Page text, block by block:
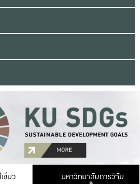
ขียว มหาวิ
มหาวิทยาลัยการวิจัย